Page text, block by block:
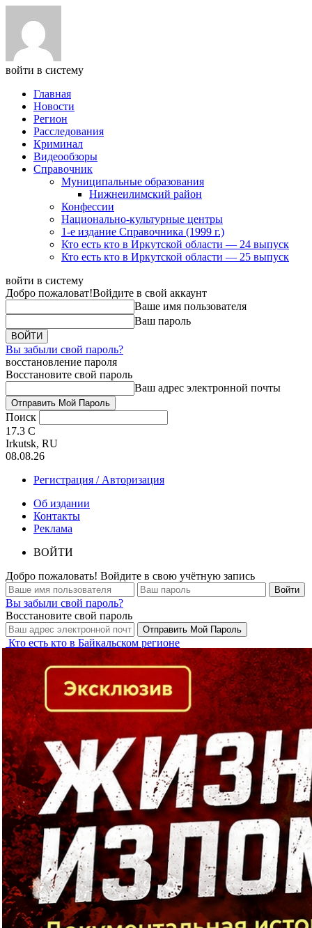
войти в систему
Главная
Новости
Регион
Расследования
Криминал
Видеообзоры
Справочник
Муниципальные образования
Нижнеилимский район
Конфессии
Национально-культурные центры
1-е издание Справочника (1999 г.)
Кто есть кто в Иркутской области — 24 выпуск
Кто есть кто в Иркутской области — 25 выпуск
войти в систему
Добро пожаловат!Войдите в свой аккаунт
Ваше имя пользователя
Ваш пароль
Вы забыли свой пароль?
восстановление пароля
Восстановите свой пароль
Ваш адрес электронной почты
Поиск
17.3 C
Irkutsk, RU
08.08.26
Регистрация / Авторизация
Об издании
Контакты
Реклама
ВОЙТИ
Добро пожаловать! Войдите в свою учётную запись
Вы забыли свой пароль?
Восстановите свой пароль
Кто есть кто в Байкальском регионе